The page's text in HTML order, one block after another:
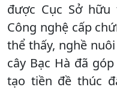
được Cục Sở
Công nghệ cấp
thể thấy, nghề
cây Bạc Hà đã
tạo tiền đề thúc